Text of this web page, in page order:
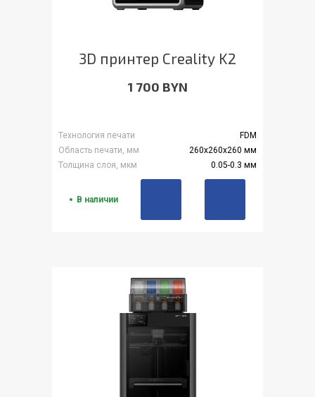
3D принтер Creality K2
1 700 BYN
Технология печати
FDM
Область печати, мм
260x260x260 мм
Толщина слоя, мкм
0.05-0.3 мм
В наличии